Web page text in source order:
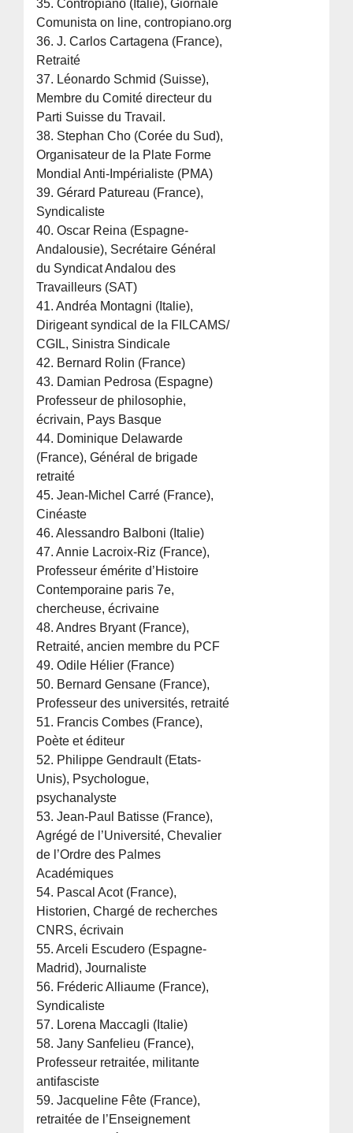
35. Contropiano (Italie), Giornale
Comunista on line, contropiano.org
36. J. Carlos Cartagena (France),
Retraité
37. Léonardo Schmid (Suisse),
Membre du Comité directeur du
Parti Suisse du Travail.
38. Stephan Cho (Corée du Sud),
Organisateur de la Plate Forme
Mondial Anti-Impérialiste (PMA)
39. Gérard Patureau (France),
Syndicaliste
40. Oscar Reina (Espagne-
Andalousie), Secrétaire Général
du Syndicat Andalou des
Travailleurs (SAT)
41. Andréa Montagni (Italie),
Dirigeant syndical de la FILCAMS/
CGIL, Sinistra Sindicale
42. Bernard Rolin (France)
43. Damian Pedrosa (Espagne)
Professeur de philosophie,
écrivain, Pays Basque
44. Dominique Delawarde
(France), Général de brigade
retraité
45. Jean-Michel Carré (France),
Cinéaste
46. Alessandro Balboni (Italie)
47. Annie Lacroix-Riz (France),
Professeur émérite d’Histoire
Contemporaine paris 7e,
chercheuse, écrivaine
48. Andres Bryant (France),
Retraité, ancien membre du PCF
49. Odile Hélier (France)
50. Bernard Gensane (France),
Professeur des universités, retraité
51. Francis Combes (France),
Poète et éditeur
52. Philippe Gendrault (Etats-
Unis), Psychologue,
psychanalyste
53. Jean-Paul Batisse (France),
Agrégé de l’Université, Chevalier
de l’Ordre des Palmes
Académiques
54. Pascal Acot (France),
Historien, Chargé de recherches
CNRS, écrivain
55. Arceli Escudero (Espagne-
Madrid), Journaliste
56. Fréderic Alliaume (France),
Syndicaliste
57. Lorena Maccagli (Italie)
58. Jany Sanfelieu (France),
Professeur retraitée, militante
antifasciste
59. Jacqueline Fête (France),
retraitée de l’Enseignement